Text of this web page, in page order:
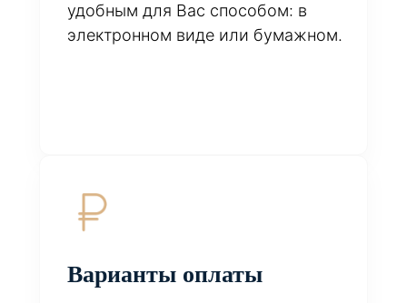
удобным для Вас способом: в
электронном виде или бумажном.
Варианты оплаты